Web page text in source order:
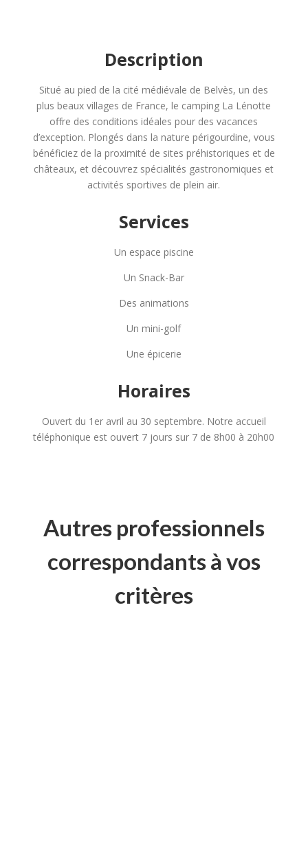
Description
Situé au pied de la cité médiévale de Belvès, un des
plus beaux villages de France, le camping La Lénotte
offre des conditions idéales pour des vacances
d’exception. Plongés dans la nature périgourdine, vous
bénéficiez de la proximité de sites préhistoriques et de
châteaux, et découvrez spécialités gastronomiques et
activités sportives de plein air.
Services
Un espace piscine
Un Snack-Bar
Des animations
Un mini-golf
Une épicerie
Horaires
Ouvert du 1er avril au 30 septembre. Notre accueil
téléphonique est ouvert 7 jours sur 7 de 8h00 à 20h00
Autres professionnels
correspondants à vos
critères